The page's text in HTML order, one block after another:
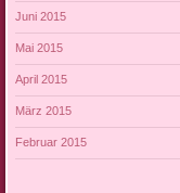
Juni 2015
Mai 2015
April 2015
März 2015
Februar 2015